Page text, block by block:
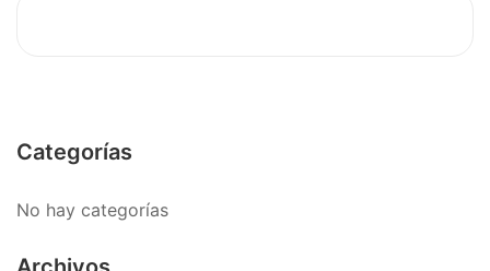
Categorías
No hay categorías